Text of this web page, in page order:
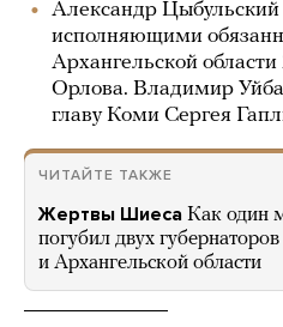
Александр Цыбульский
исполняющими
Архангельской
Орлова. Владимир
главу Коми Сергея
ЧИТАЙТЕ ТАКЖЕ
Жертвы Шиеса Как один
погубил двух
и Архангельской области